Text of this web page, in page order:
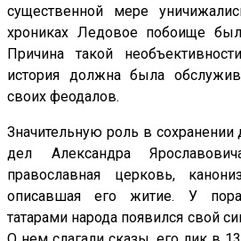
существенной мере
хрониках Ледовое побоище
Причина такой
история должна была
своих феодалов.
Значительную роль в
дел Александра
православная церковь,
описавшая его житие. У
татарами народа появился свой